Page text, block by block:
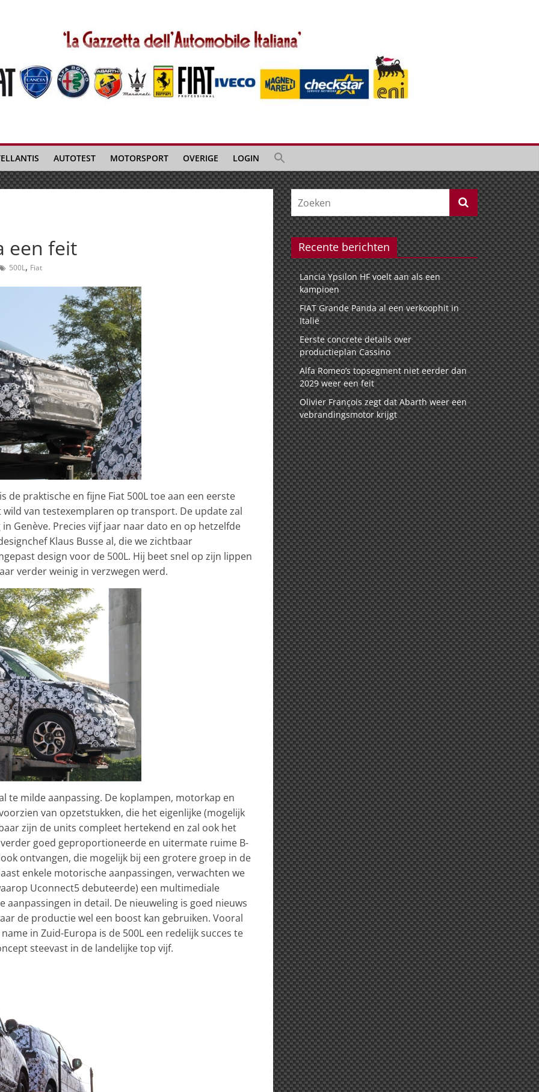
AUTOTEST MOTORSPORT OVERIGE LOGIN
een feit
500L, Fiat
de praktische en fijne Fiat 500L toe aan een eerste
van testexemplaren op transport. De update zal
Genève. Precies vijf jaar naar dato en op hetzelfde
Klaus Busse al, die we zichtbaar
design voor de 500L. Hij beet snel op zijn lippen
verder weinig in verzwegen werd.
te milde aanpassing. De koplampen, motorkap en
van opzetstukken, die het eigenlijke (mogelijk
zijn de units compleet hertekend en zal ook het
goed geproportioneerde en uitermate ruime B-
ontvangen, die mogelijk bij een grotere groep in de
enkele motorische aanpassingen, verwachten we
Uconnect5 debuteerde) een multimediale
in detail. De nieuweling is goed nieuws
de productie wel een boost kan gebruiken. Vooral
in Zuid-Europa is de 500L een redelijk succes te
steevast in de landelijke top vijf.
Recente berichten
Lancia Ypsilon HF voelt aan als een
kampioen
FIAT Grande Panda al een verkoophit in
Italië
Eerste concrete details over
productieplan Cassino
Alfa Romeo’s topsegment niet eerder dan
2029 weer een feit
Olivier François zegt dat Abarth weer een
vebrandingsmotor krijgt